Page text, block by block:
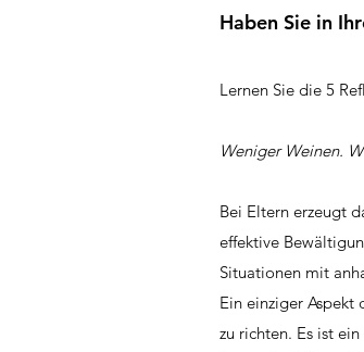
Haben Sie in
Lernen Sie die 5
Weniger Weinen.
Bei Eltern erzeugt
effektive
Situationen mit
Ein einziger Aspekt
zu richten. Es ist